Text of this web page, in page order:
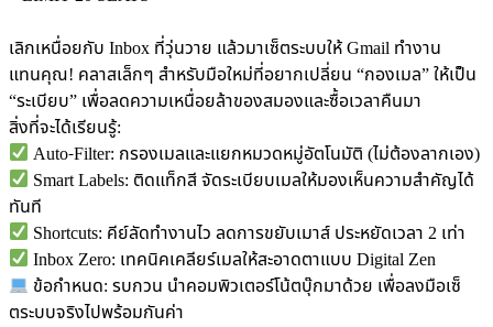
เลิกเหนื่อยกับ Inbox ที่วุ่นวาย แล้วมาเซ็ตระบบให้ Gmail ทำงาน
แทนคุณ! คลาสเล็กๆ สำหรับมือใหม่ที่อยากเปลี่ยน “กองเมล” ให้เป็น
“ระเบียบ” เพื่อลดความเหนื่อยล้าของสมองและซื้อเวลาคืนมา
​สิ่งที่จะได้เรียนรู้:
Auto-Filter: กรองเมลและแยกหมวดหมู่อัตโนมัติ (ไม่ต้องลากเอง)
Smart Labels: ติดแท็กสี จัดระเบียบเมลให้มองเห็นความสำคัญได้
ทันที
Shortcuts: คีย์ลัดทำงานไว ลดการขยับเมาส์ ประหยัดเวลา 2 เท่า
Inbox Zero: เทคนิคเคลียร์เมลให้สะอาดตาแบบ Digital Zen
ข้อกำหนด: รบกวน นำคอมพิวเตอร์โน้ตบุ๊กมาด้วย เพื่อลงมือเซ็
ตระบบจริงไปพร้อมกันค่า